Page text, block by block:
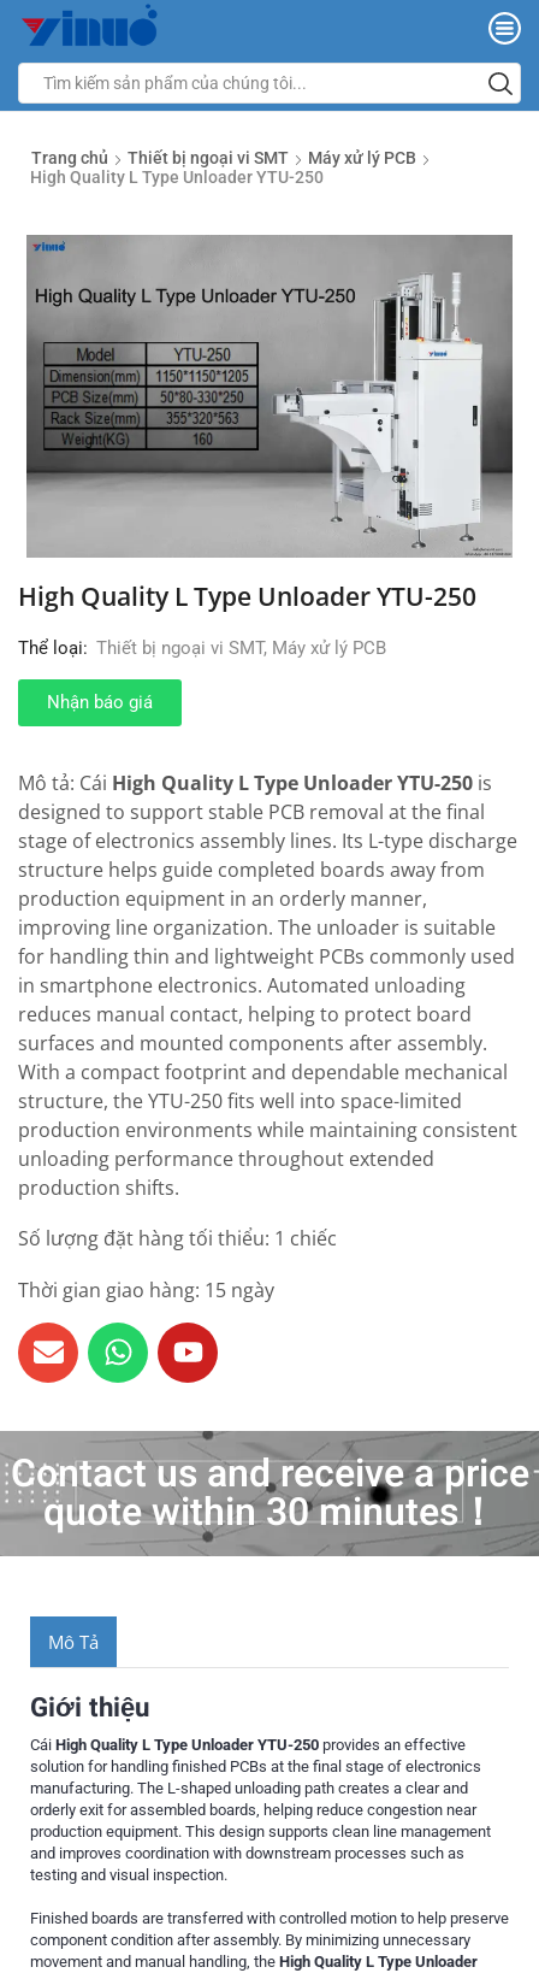
Trang chủ Thiết bị ngoại vi SMT
Máy xử lý PCB
High Quality L Type Unloader YTU-250
High Quality L Type Unloader YTU-250
Thể loại: Thiết bị ngoại vi SMT, Máy xử lý PCB
Nhận báo giá
Mô tả: Cái High Quality L Type Unloader YTU-250 is
designed to support stable PCB removal at the final
stage of electronics assembly lines. Its L-type discharge
structure helps guide completed boards away from
production equipment in an orderly manner,
improving line organization. The unloader is suitable
for handling thin and lightweight PCBs commonly used
in smartphone electronics. Automated unloading
reduces manual contact, helping to protect board
surfaces and mounted components after assembly.
With a compact footprint and dependable mechanical
structure, the YTU-250 fits well into space-limited
production environments while maintaining consistent
unloading performance throughout extended
production shifts.
Số lượng đặt hàng tối thiểu: 1 chiếc
Thời gian giao hàng: 15 ngày
Contact us and receive a price
quote within 30 minutes！
Mô Tả
Giới thiệu
Cái High Quality L Type Unloader YTU-250 provides an effective
solution for handling finished PCBs at the final stage of electronics
manufacturing. The L-shaped unloading path creates a clear and
orderly exit for assembled boards, helping reduce congestion near
production equipment. This design supports clean line management
and improves coordination with downstream processes such as
testing and visual inspection.
Finished boards are transferred with controlled motion to help preserve
component condition after assembly. By minimizing unnecessary
movement and manual handling, the High Quality L Type Unloader